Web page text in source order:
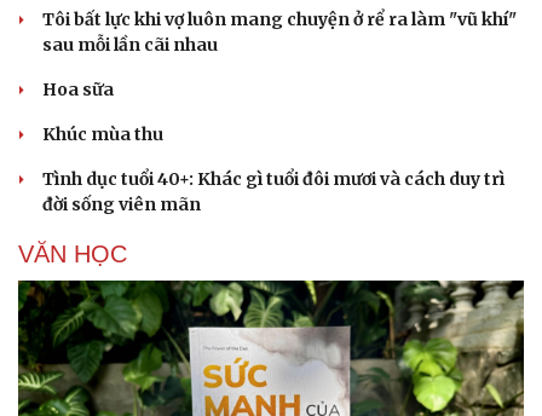
Tôi bất lực khi vợ luôn mang chuyện ở rể ra làm "vũ khí"
sau mỗi lần cãi nhau
Hoa sữa
Khúc mùa thu
Tình dục tuổi 40+: Khác gì tuổi đôi mươi và cách duy trì
đời sống viên mãn
VĂN HỌC